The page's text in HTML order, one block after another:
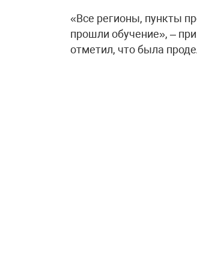
«Все регионы, пункты
прошли обучение», –
отметил, что была